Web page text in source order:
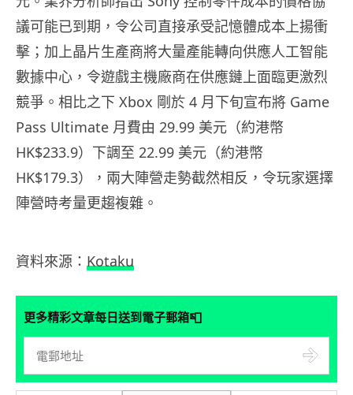
議可能已到期，令公司直接承受記憶體成本上揚衝
擊；加上晶片生產商將大量產能轉向供應人工智能
數據中心，令遊戲主機廠商在供應鏈上面臨更激烈
競爭。相比之下 Xbox 剛於 4 月下旬宣布將 Game
Pass Ultimate 月費由 29.99 美元（約港幣
HK$233.9）下調至 22.99 美元（約港幣
HK$179.3），兩大陣營走勢截然相反，令玩家選擇
陣營時考量更趨複雜。
資料來源： Kotaku
更多精彩文章每日送到電子郵箱📮